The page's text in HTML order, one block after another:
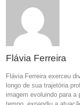
Flávia Ferreira
Flávia Ferreira exerceu
longo de sua trajetória
imagem evoluindo para a